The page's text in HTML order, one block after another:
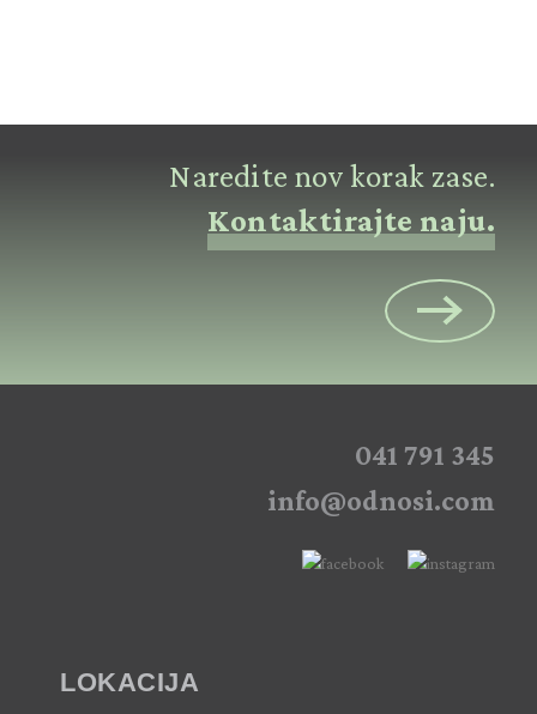
Naredite nov korak zase.
Kontaktirajte naju.
041 791 345
info@odnosi.com
LOKACIJA